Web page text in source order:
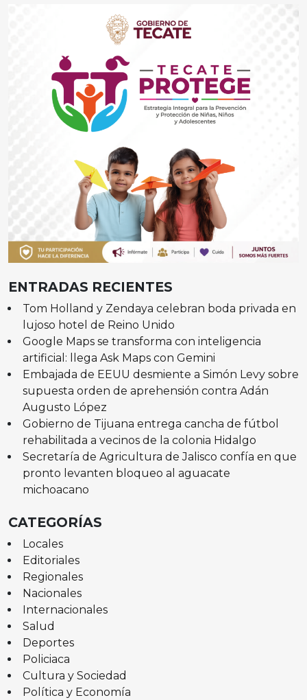
ENTRADAS RECIENTES
Tom Holland y Zendaya celebran boda privada en
lujoso hotel de Reino Unido
Google Maps se transforma con inteligencia
artificial: llega Ask Maps con Gemini
Embajada de EEUU desmiente a Simón Levy sobre
supuesta orden de aprehensión contra Adán
Augusto López
Gobierno de Tijuana entrega cancha de fútbol
rehabilitada a vecinos de la colonia Hidalgo
Secretaría de Agricultura de Jalisco confía en que
pronto levanten bloqueo al aguacate
michoacano
CATEGORÍAS
Locales
Editoriales
Regionales
Nacionales
Internacionales
Salud
Deportes
Policiaca
Cultura y Sociedad
Política y Economía